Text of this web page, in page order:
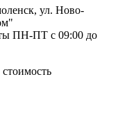
ул. Ново-
ПН-ПТ с 09:00 до